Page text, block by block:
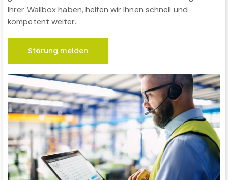
Ihrer Wallbox haben, helfen wir Ihnen schnell und
kompetent weiter.
Störung melden